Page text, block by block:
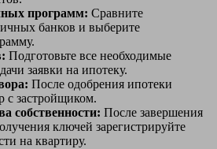
программ: Сравните
банков и выберите
Подготовьте все необходимые
заявки на ипотеку.
После одобрения ипотеки
с застройщиком.
собственности: После завершения
ключей зарегистрируйте
на квартиру.